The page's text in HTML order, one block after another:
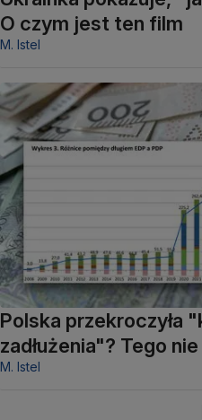
O czym jest ten film
M. Istel
Polska przekroczyła
zadłużenia"? Tego nie
M. Istel